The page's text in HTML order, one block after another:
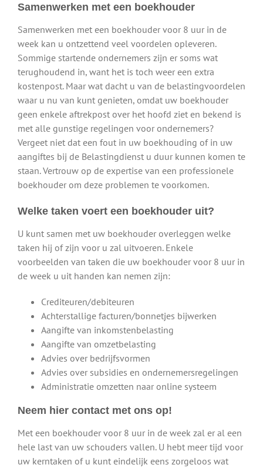
Samenwerken met een boekhouder
Samenwerken met een boekhouder voor 8 uur in de
week kan u ontzettend veel voordelen opleveren.
Sommige startende ondernemers zijn er soms wat
terughoudend in, want het is toch weer een extra
kostenpost. Maar wat dacht u van de belastingvoordelen
waar u nu van kunt genieten, omdat uw boekhouder
geen enkele aftrekpost over het hoofd ziet en bekend is
met alle gunstige regelingen voor ondernemers?
Vergeet niet dat een fout in uw boekhouding of in uw
aangiftes bij de Belastingdienst u duur kunnen komen te
staan. Vertrouw op de expertise van een professionele
boekhouder om deze problemen te voorkomen.
Welke taken voert een boekhouder uit?
U kunt samen met uw boekhouder overleggen welke
taken hij of zijn voor u zal uitvoeren. Enkele
voorbeelden van taken die uw boekhouder voor 8 uur in
de week u uit handen kan nemen zijn:
Crediteuren/debiteuren
Achterstallige facturen/bonnetjes bijwerken
Aangifte van inkomstenbelasting
Aangifte van omzetbelasting
Advies over bedrijfsvormen
Advies over subsidies en ondernemersregelingen
Administratie omzetten naar online systeem
Neem hier contact met ons op!
Met een boekhouder voor 8 uur in de week zal er al een
hele last van uw schouders vallen. U hebt meer tijd voor
uw kerntaken of u kunt eindelijk eens zorgeloos wat